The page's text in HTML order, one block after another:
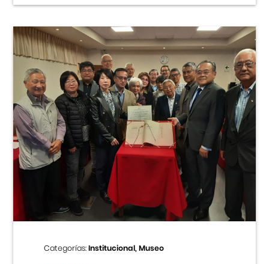
Categorías:Institucional, Museo